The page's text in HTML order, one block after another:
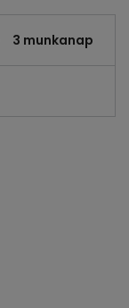
3 munkanap